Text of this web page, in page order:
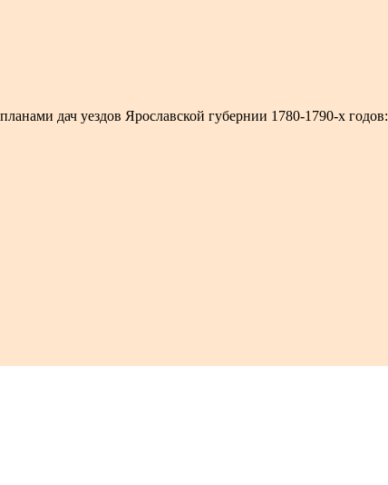
дач уездов Ярославской губернии 1780-1790-х годов: